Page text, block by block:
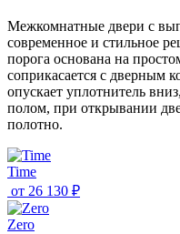
Межкомнатные двери с
современное и стильное
порога основана на
соприкасается с дверным
опускает уплотнитель
полом, при открывании
полотно.
Time
от 26 130 ₽
Zero